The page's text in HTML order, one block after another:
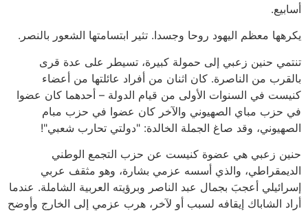
أسابيع.
يكرهها معظم اليهود روحا وجسدا. تثير ابتسامتها الشعور بالنصر.
تنتمي حنين زعبي إلى حمولة كبيرة، تسيطر على عدة قرى
بالقرب من الناصرة. كان اثنان من أفراد عائلتها من أعضاء
كنيست في السنوات الأولى من قيام الدولة – أحدهما كان عضوا
في حزب مباي الصهيوني والآخر كان عضوا في حزب مبام
الصهيوني، وقد صاغ الجملة الخالدة: "دولتي تحارب شعبي"!
حنين زعبي هي عضوة كنيست عن حزب التجمع الوطني
الديمقراطي، والذي أسسه عزمي بشارة، وهو مثقف عربي
إسرائيلي أعجبَ بجمال عبد الناصر وبرؤيته العربية الشاملة. عندما
أراد الشاباك إيقافه لسبب أو لآخر، هرب عزمي إلى الخارج وأوضح